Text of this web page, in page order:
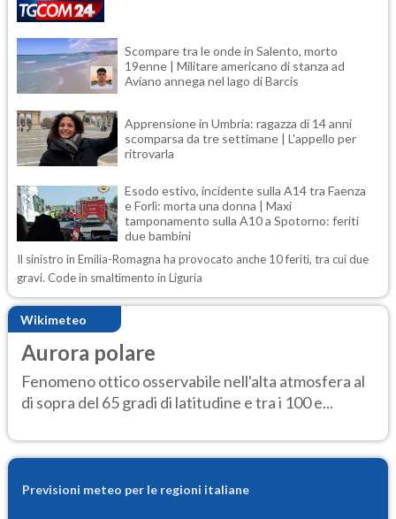
Scompare tra le onde in Salento, morto
19enne | Militare americano di stanza ad
Aviano annega nel lago di Barcis
Apprensione in Umbria: ragazza di 14 anni
scomparsa da tre settimane | L'appello per
ritrovarla
Esodo estivo, incidente sulla A14 tra Faenza
e Forlì: morta una donna | Maxi
tamponamento sulla A10 a Spotorno: feriti
due bambini
Il sinistro in Emilia-Romagna ha provocato anche 10 feriti, tra cui due
gravi. Code in smaltimento in Liguria
Wikimeteo
Aurora polare
Fenomeno ottico osservabile nell'alta atmosfera al
di sopra del 65 gradi di latitudine e tra i 100 e...
Previsioni meteo per le regioni italiane